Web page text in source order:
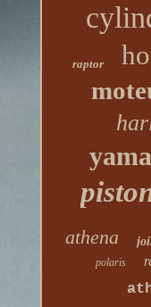
raptor
athena
polaris